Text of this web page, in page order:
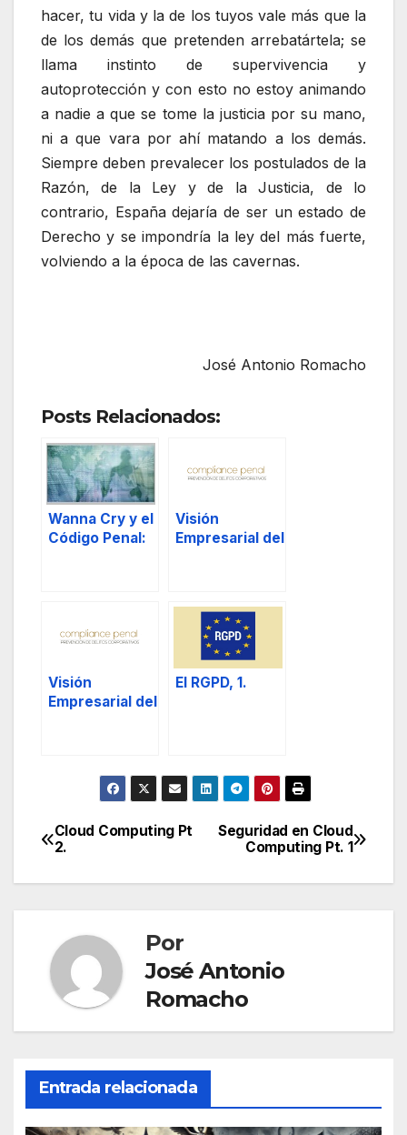
hacer, tu vida y la de los tuyos vale más que la
de los demás que pretenden arrebatártela; se
llama instinto de supervivencia y
autoprotección y con esto no estoy animando
a nadie a que se tome la justicia por su mano,
ni a que vara por ahí matando a los demás.
Siempre deben prevalecer los postulados de la
Razón, de la Ley y de la Justicia, de lo
contrario, España dejaría de ser un estado de
Derecho y se impondría la ley del más fuerte,
volviendo a la época de las cavernas.
José Antonio Romacho
Posts Relacionados:
Wanna Cry y el
Código Penal:
Visión
Empresarial del
Visión
Empresarial del
El RGPD, 1.
Navegación
de
Seguridad en Cloud
Computing Pt. 1
Cloud Computing Pt
2.
Por
José Antonio
Romacho
Entrada relacionada